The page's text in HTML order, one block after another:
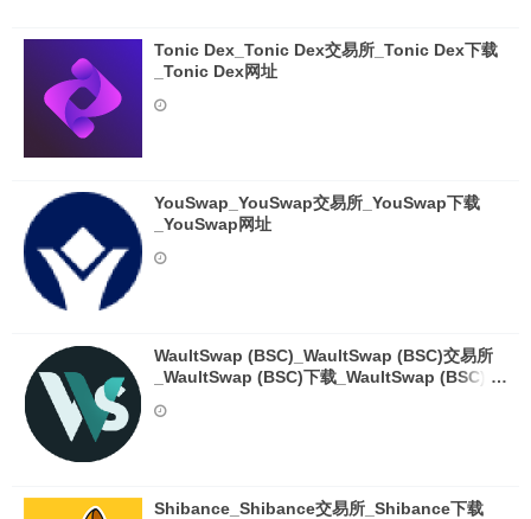
Tonic Dex_Tonic Dex交易所_Tonic Dex下载
_Tonic Dex网址
YouSwap_YouSwap交易所_YouSwap下载
_YouSwap网址
WaultSwap (BSC)_WaultSwap (BSC)交易所
_WaultSwap (BSC)下载_WaultSwap (BSC)网
Shibance_Shibance交易所_Shibance下载